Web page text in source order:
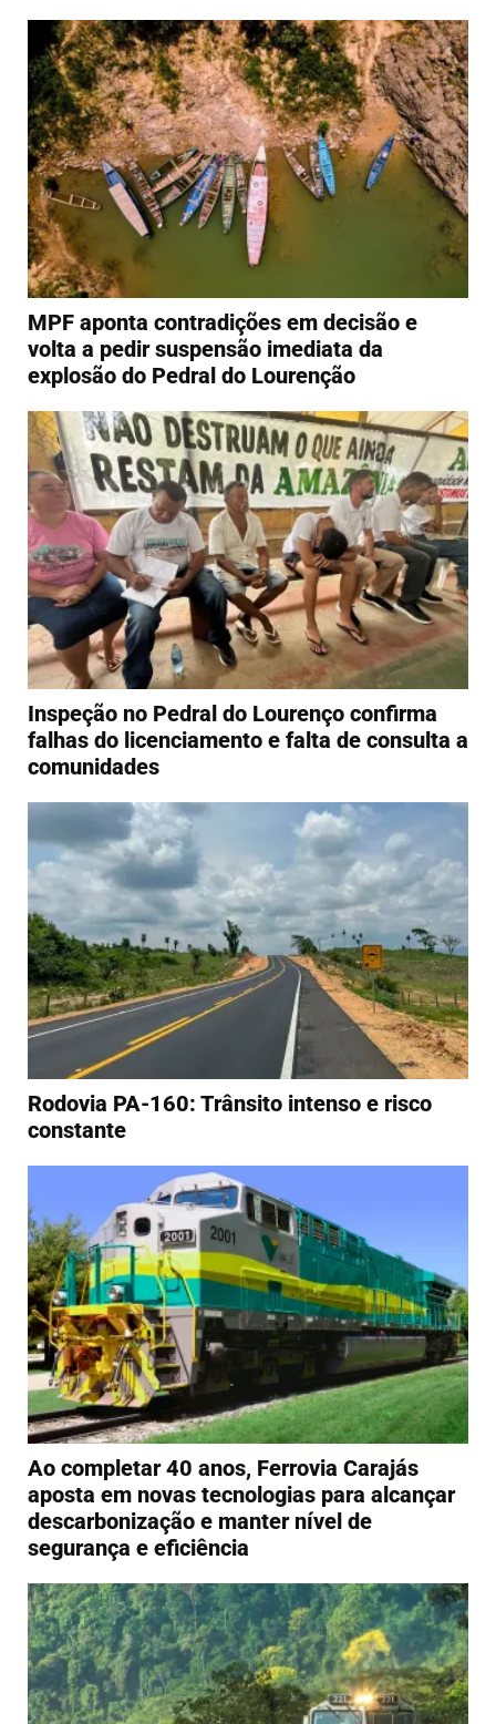
MPF aponta contradições em decisão e
volta a pedir suspensão imediata da
explosão do Pedral do Lourenção
Inspeção no Pedral do Lourenço confirma
falhas do licenciamento e falta de consulta a
comunidades
Rodovia PA-160: Trânsito intenso e risco
constante
Ao completar 40 anos, Ferrovia Carajás
aposta em novas tecnologias para alcançar
descarbonização e manter nível de
segurança e eficiência